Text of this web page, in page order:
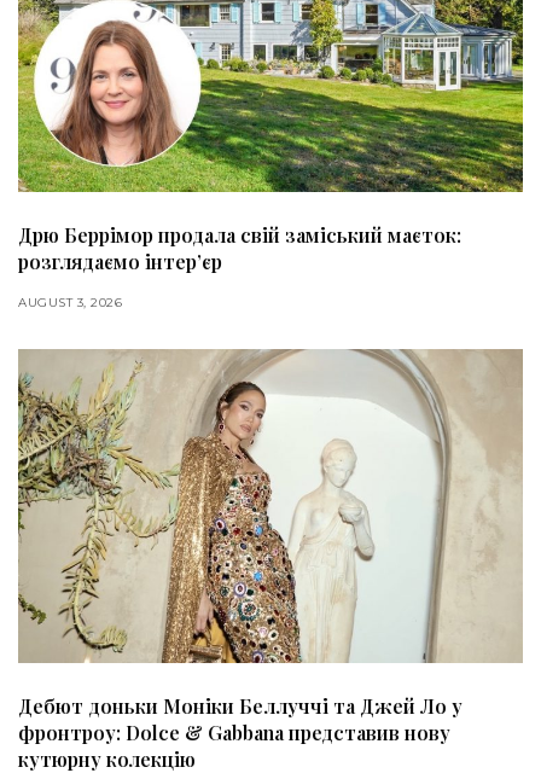
Дрю Беррімор продала свій заміський маєток:
розглядаємо інтер’єр
AUGUST 3, 2026
Дебют доньки Моніки Беллуччі та Джей Ло у
фронтроу: Dolce & Gabbana представив нову
кутюрну колекцію